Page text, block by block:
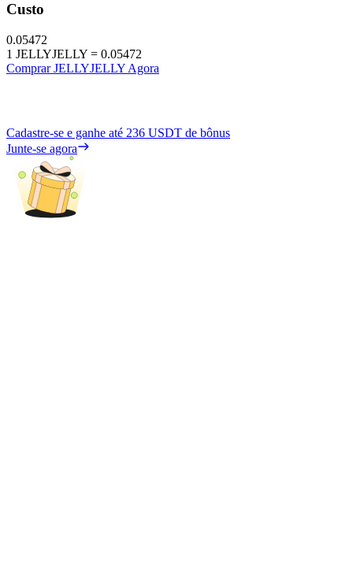
Custo
0.05472
1 JELLYJELLY = 0.05472
Comprar JELLYJELLY Agora
Cadastre-se e ganhe até 236 USDT de bônus
Junte-se agora